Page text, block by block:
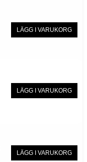
LÄGG I VARUKORG
LÄGG I VARUKORG
LÄGG I VARUKORG